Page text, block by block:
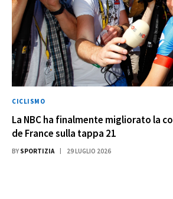
CICLISMO
La NBC ha finalmente migliorato la
de France sulla tappa 21
BY SPORTIZIA 29 LUGLIO 2026